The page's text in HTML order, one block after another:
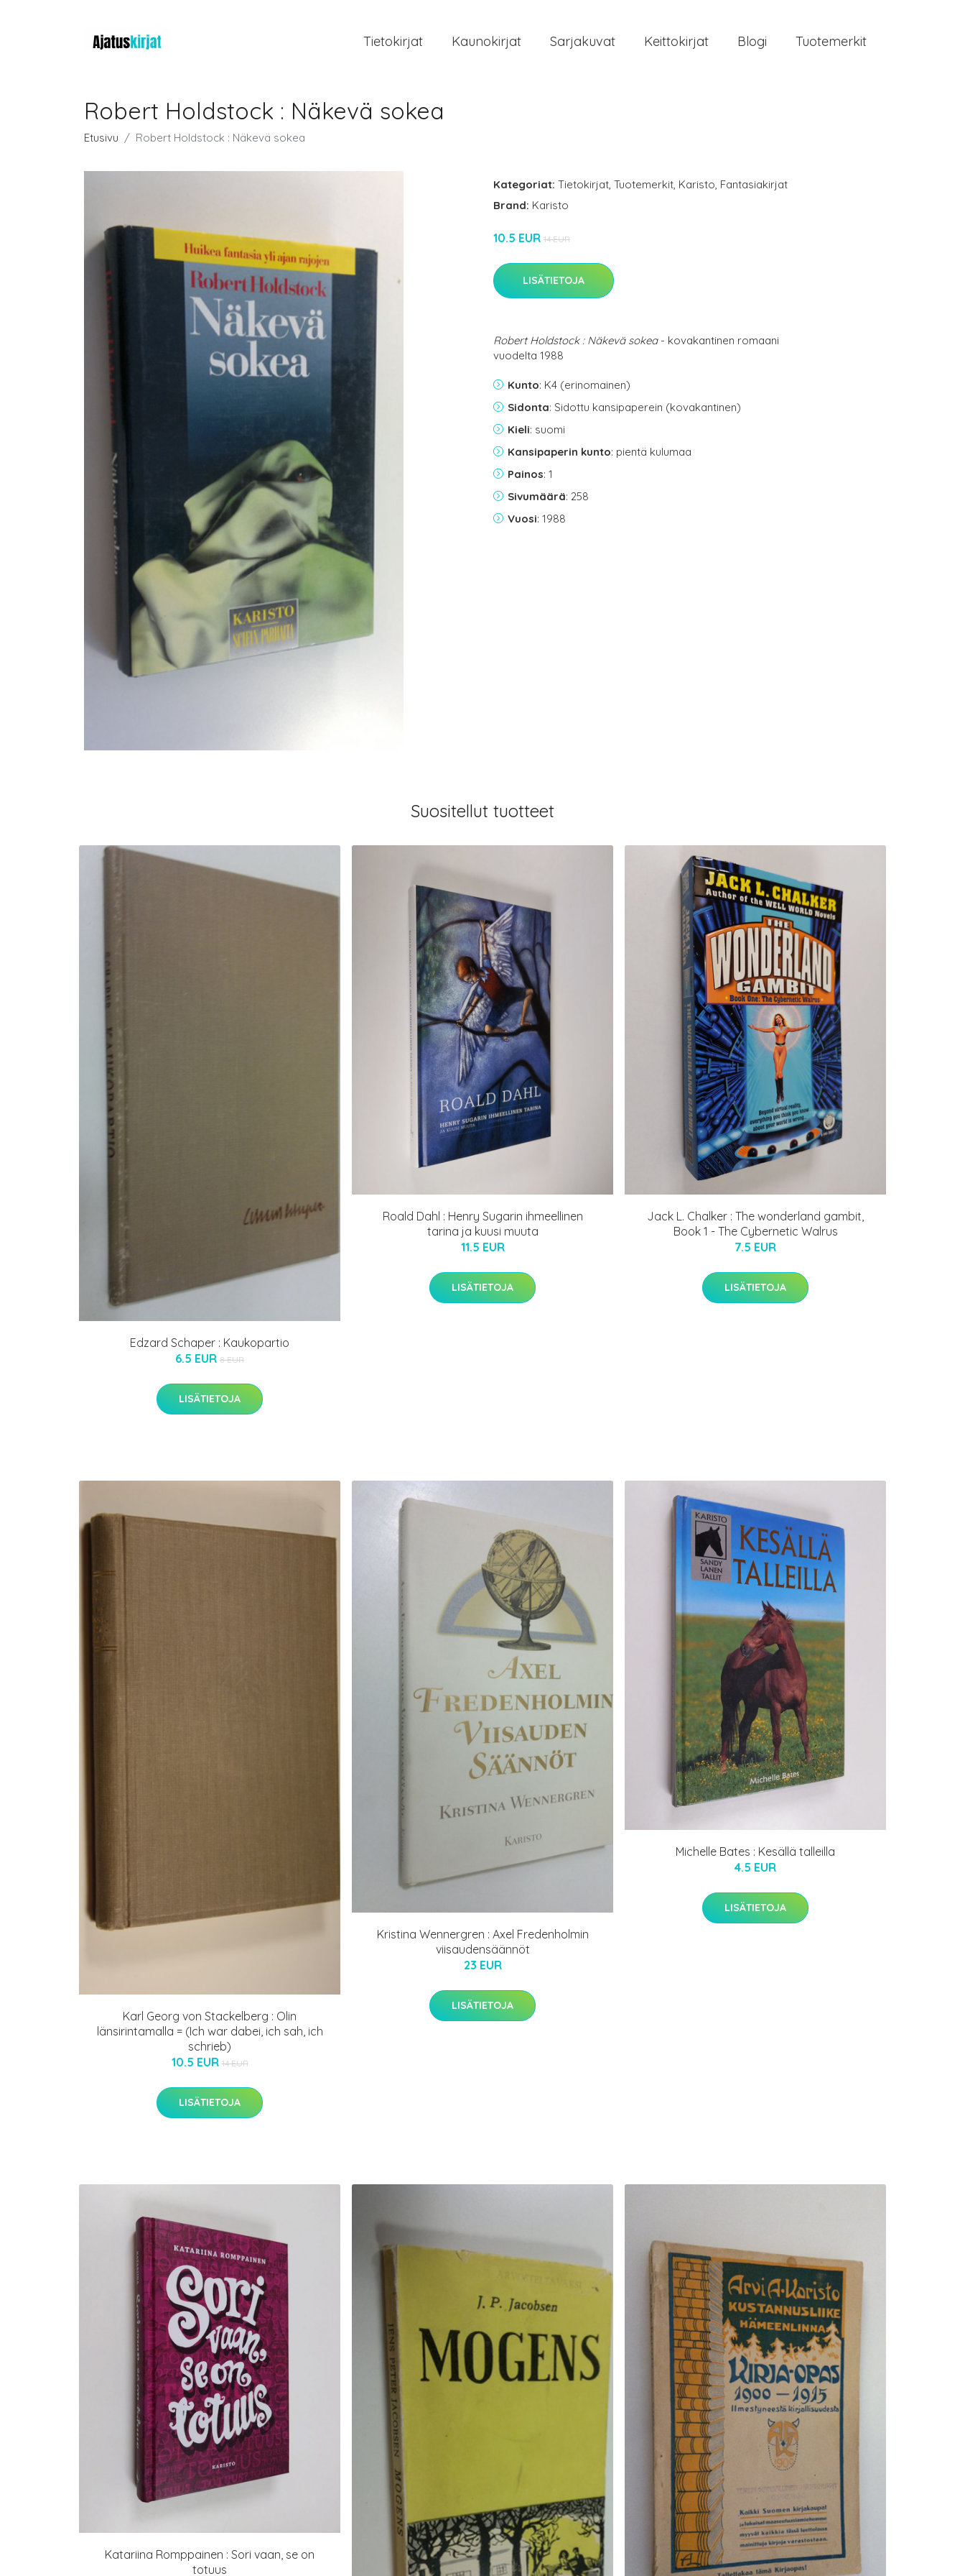
Tietokirjat Kaunokirjat Sarjakuvat Keittokirjat Blogi Tuotemerkit
Robert Holdstock : Näkevä sokea
Etusivu Robert Holdstock : Näkevä sokea
Kategoriat: Tietokirjat, Tuotemerkit, Karisto, Fantasiakirjat
Brand: Karisto
10.5 EUR 14 EUR
LISÄTIETOJA
Robert Holdstock : Näkevä sokea- kovakantinen romaani
vuodelta 1988
Kunto: K4 (erinomainen)
Sidonta: Sidottu kansipaperein (kovakantinen)
Kieli: suomi
Kansipaperin kunto: pientä kulumaa
Painos: 1
Sivumäärä: 258
Vuosi: 1988
Suositellut tuotteet
Edzard Schaper : Kaukopartio
6.5 EUR 8 EUR
LISÄTIETOJA
Roald Dahl : Henry Sugarin ihmeellinen
tarina ja kuusi muuta
11.5 EUR
LISÄTIETOJA
Jack L. Chalker : The wonderland gambit,
Book 1 - The Cybernetic Walrus
7.5 EUR
LISÄTIETOJA
Karl Georg von Stackelberg : Olin
länsirintamalla = (Ich war dabei, ich sah, ich
schrieb)
10.5 EUR 14 EUR
LISÄTIETOJA
Kristina Wennergren : Axel Fredenholmin
viisaudensäännöt
23 EUR
LISÄTIETOJA
Michelle Bates : Kesällä talleilla
4.5 EUR
LISÄTIETOJA
Katariina Romppainen : Sori vaan, se on
totuus